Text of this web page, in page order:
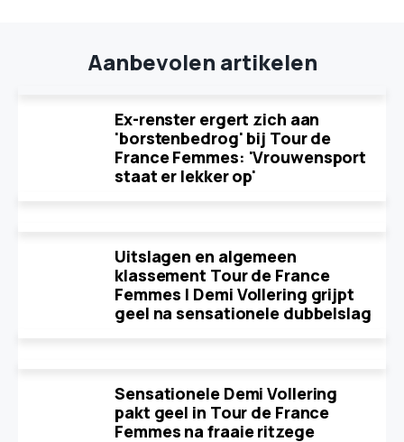
Aanbevolen artikelen
Ex-renster ergert zich aan
'borstenbedrog' bij Tour de
France Femmes: 'Vrouwensport
staat er lekker op'
Uitslagen en algemeen
klassement Tour de France
Femmes | Demi Vollering grijpt
geel na sensationele dubbelslag
Sensationele Demi Vollering
pakt geel in Tour de France
Femmes na fraaie ritzege